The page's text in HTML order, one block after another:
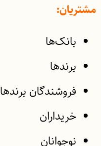
مشتریان:
بانک‌ها
برندها
فروشندگان برندها
خریداران
نوجوانان